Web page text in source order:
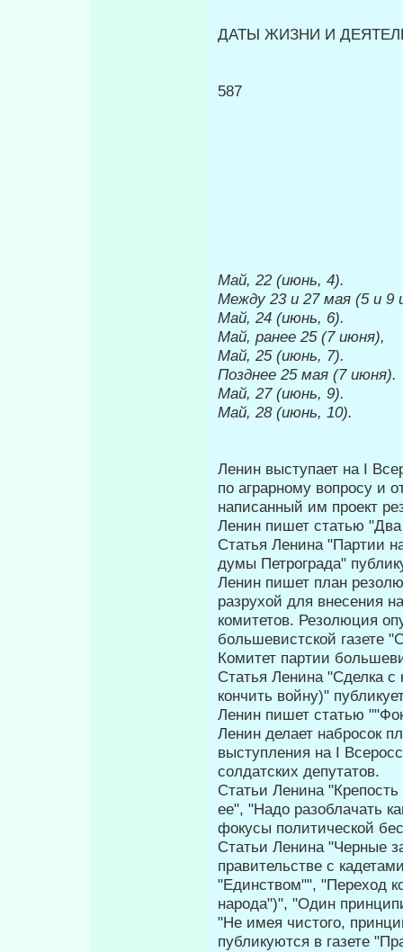
ДАТЫ ЖИЗНИ И
587
Май, 22 (июнь, 4).
Между 23 и 27 мая (5 и 9
Май, 24 (июнь, 6).
Май, ранее 25 (7 июня),
Май, 25 (июнь, 7).
Позднее 25 мая (7 июня).
Май, 27 (июнь, 9).
Май, 28 (июнь, 10).
Ленин выступает на I
по аграрному вопросу и
написанный им проект
Ленин пишет статью "Два
Статья Ленина "Партии
думы Петрограда"
Ленин пишет план
разрухой для внесения
коми­тетов. Резолюция
большевистской газете
Комитет партии
Статья Ленина "Сделка с
кончить войну)"
Ленин пишет статью
Ленин делает набросок
выступления на I
солдатских депутатов.
Статьи Ленина
ее", "Надо разоблачать
фо­кусы политической
Статьи Ленина "Черные
правительстве с
"Единством"", "Переход
народа")", "Один
"Не имея чистого,
публикуются в газете